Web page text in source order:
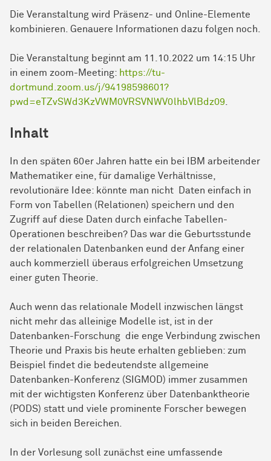
Die Veranstaltung wird Präsenz- und Online-Elemente
kombinieren. Genauere Informationen dazu folgen noch.
Die Veranstaltung beginnt am 11.10.2022 um 14:15 Uhr
in einem zoom-Meeting: https://tu-
dortmund.zoom.us/j/94198598601?
pwd=eTZvSWd3KzVWM0VRSVNWV0lhbVlBdz09
Inhalt
In den späten 60er Jahren hatte ein bei IBM arbeitender
Mathematiker eine, für damalige Verhältnisse,
revolutionäre Idee: könnte man nicht Daten einfach in
Form von Tabellen (Relationen) speichern und den
Zugriff auf diese Daten durch einfache Tabellen-
Operationen beschreiben? Das war die Geburtsstunde
der relationalen Datenbanken eund der Anfang einer
auch kommerziell überaus erfolgreichen Umsetzung
einer guten Theorie.
Auch wenn das relationale Modell inzwischen längst
nicht mehr das alleinige Modelle ist, ist in der
Datenbanken-Forschung die enge Verbindung zwischen
Theorie und Praxis bis heute erhalten geblieben: zum
Beispiel findet die bedeutendste allgemeine
Datenbanken-Konferenz (SIGMOD) immer zusammen
mit der wichtigsten Konferenz über Datenbanktheorie
(PODS) statt und viele prominente Forscher bewegen
sich in beiden Bereichen.
In der Vorlesung soll zunächst eine umfassende